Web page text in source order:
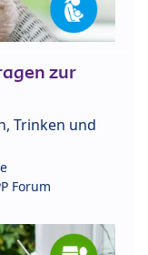
zur
Trinken und
Forum